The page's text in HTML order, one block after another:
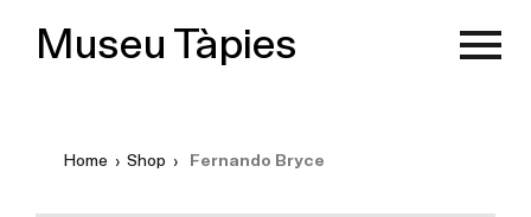
Museu Tàpies
Home › Shop › Fernando Bryce